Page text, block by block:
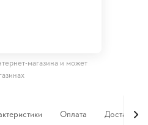
магазина и может
Оплата Доставка